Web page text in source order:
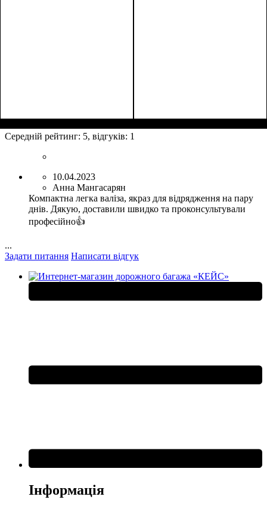
Середній рейтинг: 5, відгуків: 1
10.04.2023
Анна Мангасарян
Компактна легка валіза, якраз для відрядження на пару
днів. Дякую, доставили швидко та проконсультували
професійно👍
...
Задати питання Написати відгук
Інформація